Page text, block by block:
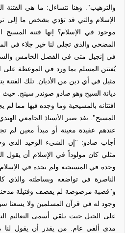
والترهيب". وهنا نتساءل: ما هي
الإسلام والتي قد تؤدي بشخص ما إلى
موجود في الإسلام؟ إنها فتنة المسيح
المضحي والذي تجلى لنا خير جلاء في
في إنجيل متى في الفصل الخامس
يُفتتن المسلم بما ورد في الموعظة على
مثيل في أي دين من الأديان. تلك الفتنة
ديانة السيخ وهو صادو صوندر سينج.
افتتانه بالمسيحية وما وجده فيها مما
المسيح". نفد صبر الأستاذ الجامعي
عندهم عقيدة معينة أو مبدأ معين لم
أجاب صادو: "إن الشيء الوحيد الذي
مثلي كان مولوداً في الإسلام أن يقول
وجده في المسيحية ولم يجده في
الناصرة في تواضعه وبساطته والذي
و"قصبة مرضوضة لم يقصف وفتيلة
وجود له في قرآن المسلمين ولا يسعنا
على الجبل حيث يلقي أسمى التعاليم
مدى ألفي عام. من يقدر أن يقول لنا